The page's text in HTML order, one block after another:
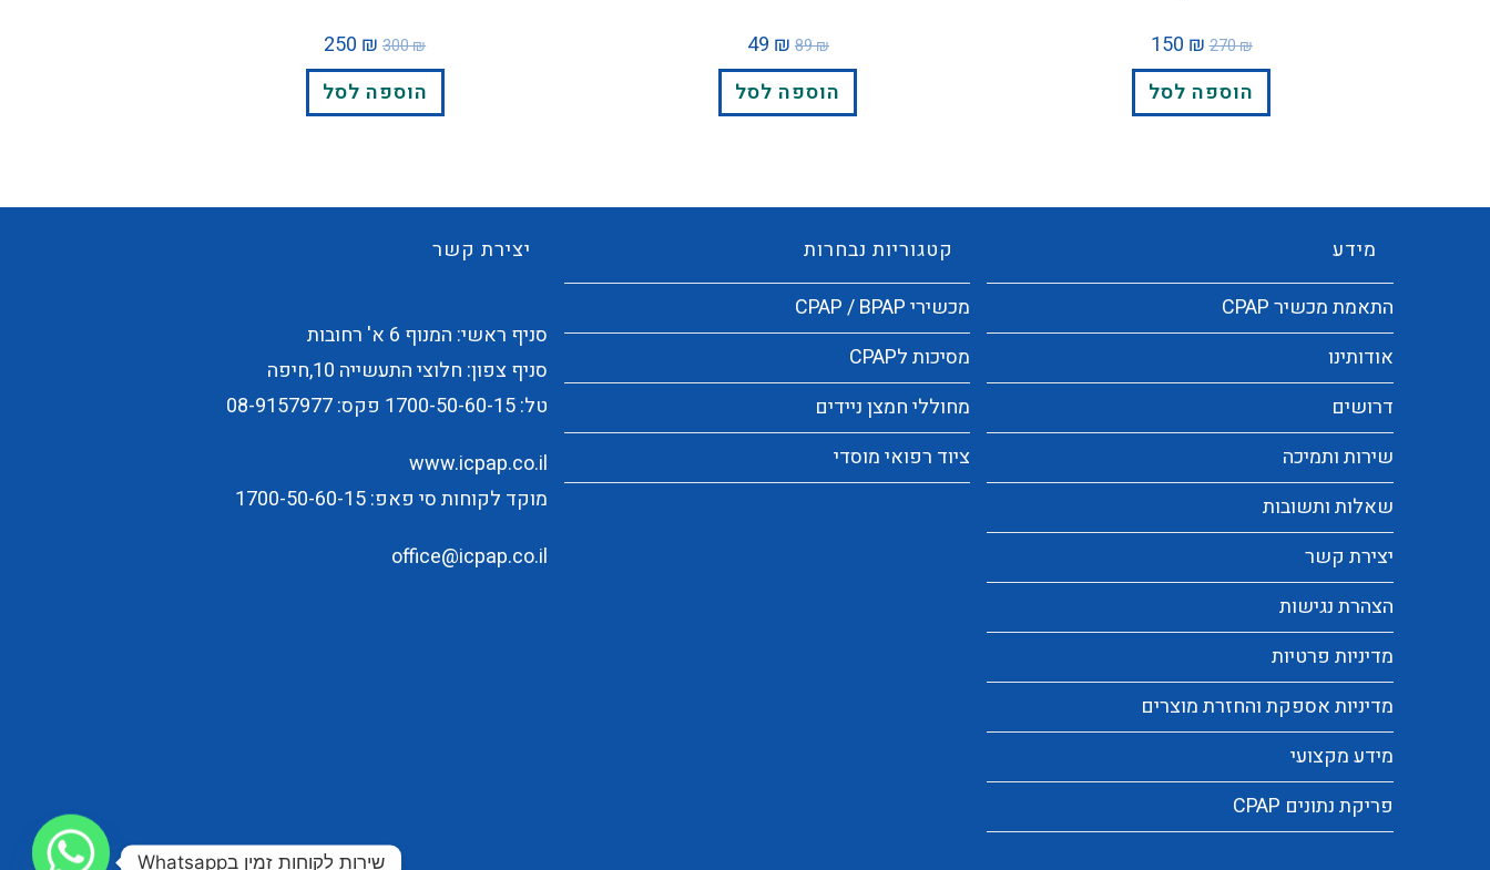
270₪
150 ₪
הוספה לסל
89₪
49 ₪
הוספה לסל
300₪
250 ₪
הוספה לסל
מידע
התאמת מכשיר CPAP
אודותינו
דרושים
שירות ותמיכה
שאלות ותשובות
יצירת קשר
הצהרת נגישות
מדיניות פרטיות
מדיניות אספקת והחזרת מוצרים
מידע מקצועי
פריקת נתונים CPAP
קטגוריות נבחרות
מכשירי CPAP / BPAP
מסיכות לCPAP
מחוללי חמצן ניידים
ציוד רפואי מוסדי
יצירת קשר
סניף ראשי: המנוף 6 א' רחובות
סניף צפון: חלוצי התעשייה 10,חיפה
טל:1700-50-60-15 פקס: 08-9157977
www.icpap.co.il
מוקד לקוחות סי פאפ: 1700-50-60-15
office@icpap.co.il
שירות לקוחות זמין בWhatsapp